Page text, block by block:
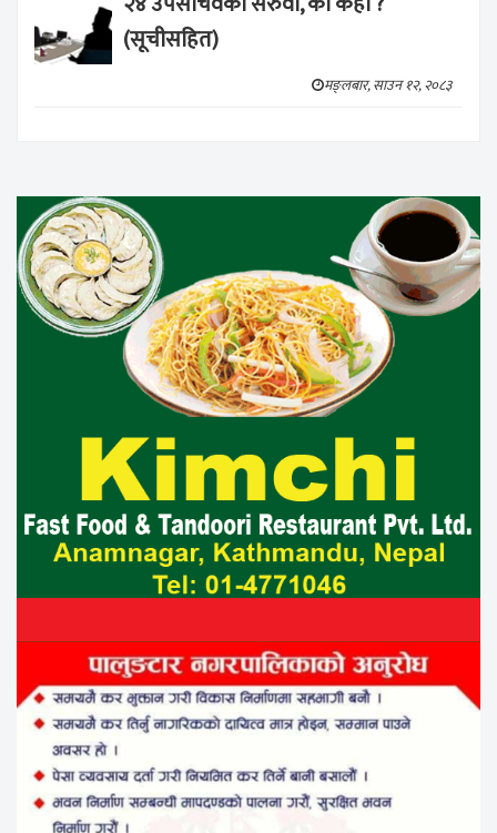
(सूचीसहित)
मङ्लबार, साउन १२, २०८३